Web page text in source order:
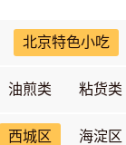
北京特色小吃
油煎类 粘货类
西城区
海淀区